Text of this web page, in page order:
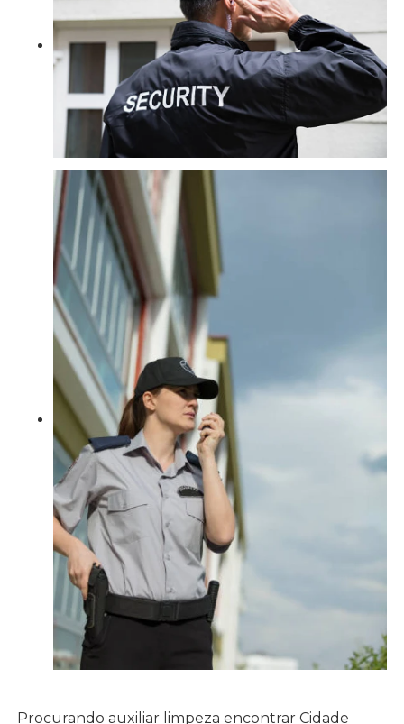
Procurando auxiliar limpeza encontrar Cidade